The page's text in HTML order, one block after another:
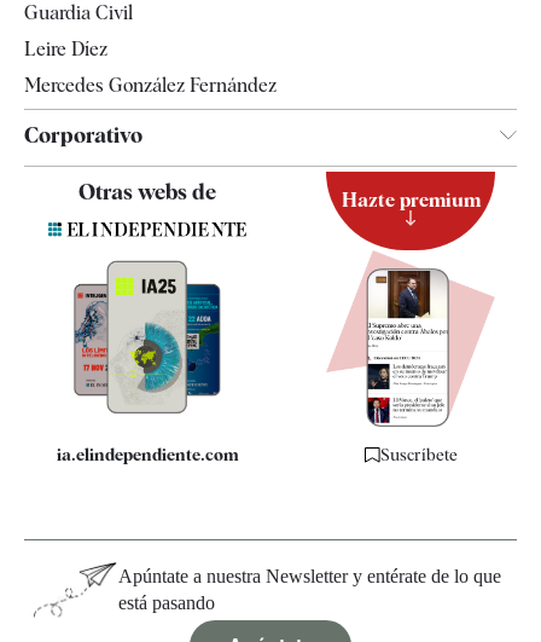
Guardia Civil
Leire Díez
Mercedes González Fernández
Corporativo
Contacto
Quiénes somos
Especificaciones
Otras webs de
ia.elindependiente.com
Hazte premium
Suscríbete
Apúntate a nuestra Newsletter y entérate de lo que
está pasando